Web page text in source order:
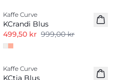
Kaffe Curve
KCrandi Blus
499,50 kr 999,00 kr
-50%
Kaffe Curve
KCtia Blus